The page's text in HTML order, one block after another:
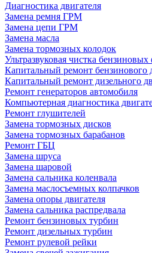
Диагностика двигателя
Замена ремня ГРМ
Замена цепи ГРМ
Замена масла
Замена тормозных колодок
Ультразвуковая чистка
Капитальный ремонт бензинового
Капитальный ремонт дизельного
Ремонт генераторов автомобиля
Компьютерная диагностика
Ремонт глушителей
Замена тормозных дисков
Замена тормозных барабанов
Ремонт ГБЦ
Замена шруса
Замена шаровой
Замена сальника коленвала
Замена маслосъемных колпачков
Замена опоры двигателя
Замена сальника распредвала
Ремонт бензиновых турбин
Ремонт дизельных турбин
Ремонт рулевой рейки